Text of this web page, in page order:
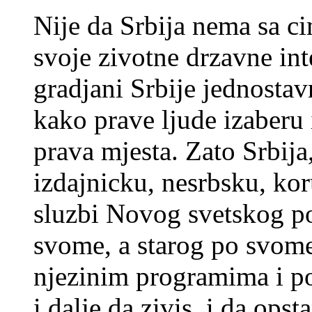
Nije da Srbija nema sa
svoje zivotne drzavne
gradjani Srbije
kako prave ljude
prava mjesta. Zato
izdajnicku, nesrbsku,
sluzbi Novog svetskog
svome, a starog po
njezinim programima i